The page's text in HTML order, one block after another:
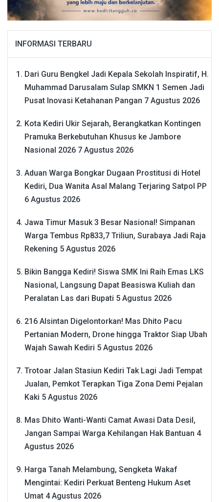
INFORMASI TERBARU
Dari Guru Bengkel Jadi Kepala Sekolah Inspiratif, H.
Muhammad Darusalam Sulap SMKN 1 Semen Jadi
Pusat Inovasi Ketahanan Pangan 7 Agustus 2026
Kota Kediri Ukir Sejarah, Berangkatkan Kontingen
Pramuka Berkebutuhan Khusus ke Jambore
Nasional 2026 7 Agustus 2026
Aduan Warga Bongkar Dugaan Prostitusi di Hotel
Kediri, Dua Wanita Asal Malang Terjaring Satpol PP
6 Agustus 2026
Jawa Timur Masuk 3 Besar Nasional! Simpanan
Warga Tembus Rp833,7 Triliun, Surabaya Jadi Raja
Rekening 5 Agustus 2026
Bikin Bangga Kediri! Siswa SMK Ini Raih Emas LKS
Nasional, Langsung Dapat Beasiswa Kuliah dan
Peralatan Las dari Bupati 5 Agustus 2026
216 Alsintan Digelontorkan! Mas Dhito Pacu
Pertanian Modern, Drone hingga Traktor Siap Ubah
Wajah Sawah Kediri 5 Agustus 2026
Trotoar Jalan Stasiun Kediri Tak Lagi Jadi Tempat
Jualan, Pemkot Terapkan Tiga Zona Demi Pejalan
Kaki 5 Agustus 2026
Mas Dhito Wanti-Wanti Camat Awasi Data Desil,
Jangan Sampai Warga Kehilangan Hak Bantuan 4
Agustus 2026
Harga Tanah Melambung, Sengketa Wakaf
Mengintai: Kediri Perkuat Benteng Hukum Aset
Umat 4 Agustus 2026